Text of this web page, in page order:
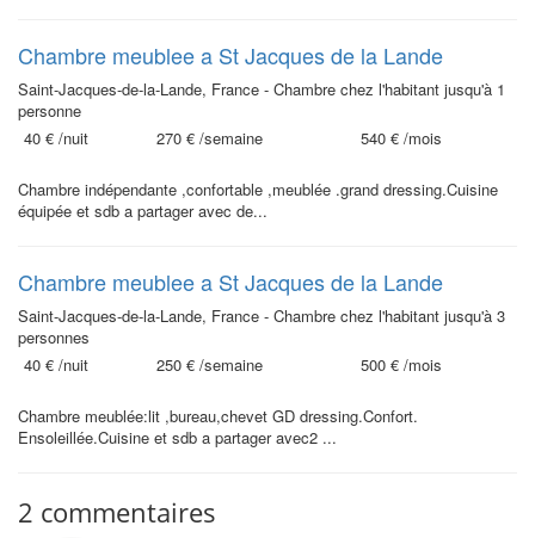
Chambre meublee a St Jacques de la Lande
Saint-Jacques-de-la-Lande, France - Chambre chez l'habitant jusqu'à 1
personne
40 € /nuit 270 € /semaine 540 € /mois
Chambre indépendante ,confortable ,meublée .grand dressing.Cuisine
équipée et sdb a partager avec de...
Chambre meublee a St Jacques de la Lande
Saint-Jacques-de-la-Lande, France - Chambre chez l'habitant jusqu'à 3
personnes
40 € /nuit 250 € /semaine 500 € /mois
Chambre meublée:lit ,bureau,chevet GD dressing.Confort.
Ensoleillée.Cuisine et sdb a partager avec2 ...
2 commentaires